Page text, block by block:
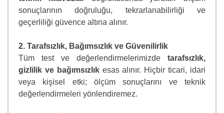
sonuçlarının doğruluğu, tekrarlanabilirliği ve
geçerliliği güvence altına alınır.
2. Tarafsızlık, Bağımsızlık ve Güvenilirlik
Tüm test ve değerlendirmelerimizde tarafsızlık,
gizlilik ve bağımsızlıkesas alınır. Hiçbir ticari, idari
veya kişisel etki; ölçüm sonuçlarını ve teknik
değerlendirmeleri yönlendiremez.